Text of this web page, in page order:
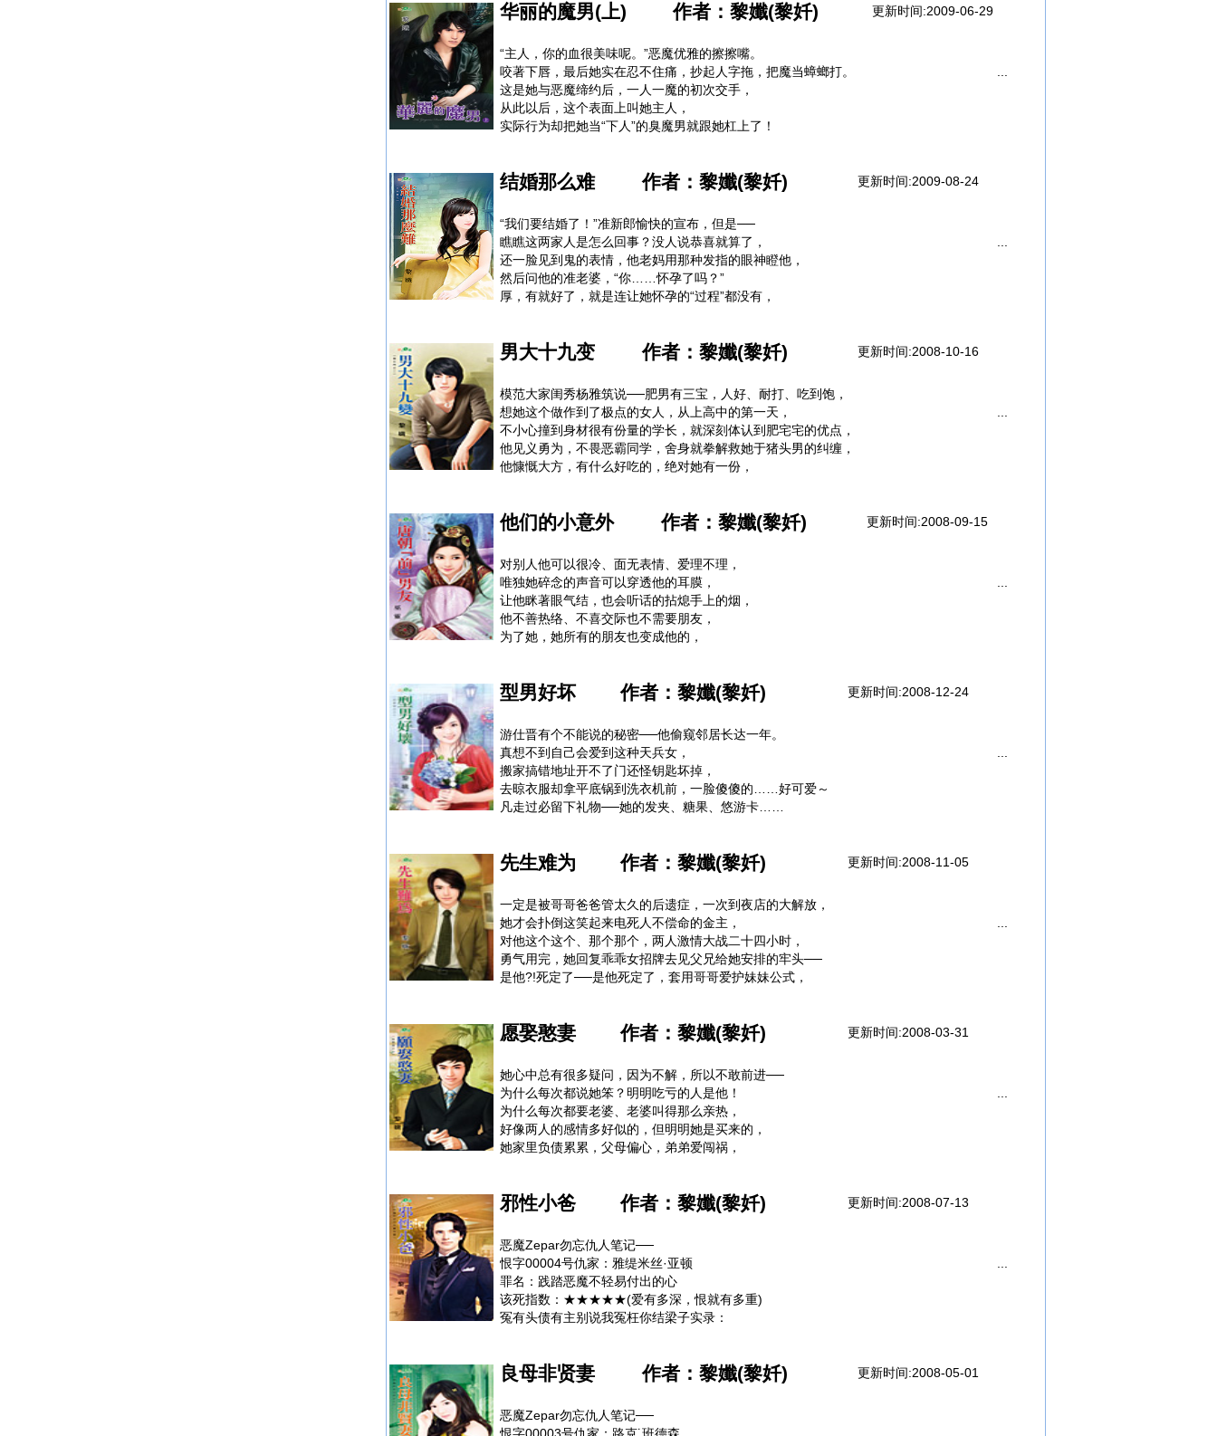
他晓得这个改变，总有一天会让自己毁灭，
让她交出真心，让她因为爱他而痛苦，
但他从不知道，
距离，并不能影响爱情产生的奇迹出现……
华丽的魔男(上) 作者： 黎孅(黎奷) 更新时间:2009-06-29
“主人，你的血很美味呢。”恶魔优雅的擦擦嘴。
咬著下唇，最后她实在忍不住痛，抄起人字拖，把魔当蟑螂打。
这是她与恶魔缔约后，一人一魔的初次交手，
从此以后，这个表面上叫她主人，
实际行为却把她当“下人”的臭魔男就跟她杠上了！
哼，要比狠，她也不会输他啦！
让她不开心，她就拿拖鞋对准他的俊脸，巴巴巴，
这样的生存游戏直到他有天不吸她血，还逼她喝补品后才停止，
她总算明白，这个恶魔只是嘴巴有点坏，
对他的好感顿时有如滔滔江水连绵不绝，
可是，人家早有个追寻了好几世纪的旧情人了……
结婚那么难 作者： 黎孅(黎奷) 更新时间:2009-08-24
“我们要结婚了！”准新郎愉快的宣布，但是──
瞧瞧这两家人是怎么回事？没人说恭喜就算了，
还一脸见到鬼的表情，他老妈用那种发指的眼神瞪他，
然后问他的准老婆，“你……怀孕了吗？”
厚，有就好了，就是连让她怀孕的“过程”都没有，
就凭他超级爱她、两人从没吵过架，他事业有成养家没问题！
会议结果──同居试婚并遵守三大条款，期间男方得“停机”，
准新人不满意但还可以接受，只是，长辈们心机真的很重，
把他五岁破坏王外甥丢给他们照顾，实习未来的家庭生活，
准婆婆和准岳父换了身份就换了脑袋，变得超机车，
什么都要管，意见还不合，搞到他们不私奔就一定切了啦……
男大十九变 作者： 黎孅(黎奷) 更新时间:2008-10-16
模范大家闺秀杨雅筑说──肥男有三宝，人好、耐打、吃到饱，
想她这个做作到了极点的女人，从上高中的第一天，
不小心撞到身材很有份量的学长，就深刻体认到肥宅宅的优点，
他见义勇为，不畏恶霸同学，舍身就拳解救她于猪头男的纠缠，
他慷慨大方，有什么好吃的，绝对她有一份，
可没想到他竟放她鸽子，然后一声不说的转学，彻底消失……
偶然间听到熟悉的名字──康宇诚，她马上指名要他来相亲，
但，他怎么跟她记忆中的样子不太一样？
变得相貌堂堂、身材挺拔、舌灿莲花，标准的桃花带原者，
最可恶的是还想跟她撇清关系当路人?!哼，他道行浅得咧，
先赏他“天谴”为当年的过错赎罪，他俩再来“重新开始”……
他们的小意外 作者： 黎孅(黎奷) 更新时间:2008-09-15
对别人他可以很冷、面无表情、爱理不理，
唯独她碎念的声音可以穿透他的耳膜，
让他眯著眼气结，也会听话的拈熄手上的烟，
他不善热络、不喜交际也不需要朋友，
为了她，她所有的朋友也变成他的，
而他被抛弃的原因很可笑──
就因为这样？他气得想狠狠扁她一顿，
但……她先哭了耶，哭得肝肠寸断，哭得他心软，
男人对三种女人没辙──初恋、前女友、会哭的，
刚好她通通包办，他只好气闷在心，脸学会笑，
看能不能延续这老是叫他甘愿落下风的初恋……
型男好坏 作者： 黎孅(黎奷) 更新时间:2008-12-24
游仕晋有个不能说的秘密──他偷窥邻居长达一年。
真想不到自己会爱到这种天兵女，
搬家搞错地址开不了门还怪钥匙坏掉，
去晾衣服却拿平底锅到洗衣机前，一脸傻傻的……好可爱～
凡走过必留下礼物──她的发夹、糖果、悠游卡……
真是太心酸了，他除了嘴贱了点，几乎可说是完美的真男人，
硬在她脑中建档他的个人资料，他再绕点远路的假装跟她顺路，
热血的展开追求大计，但是，她居然有了个劈腿男朋友！
他想帮忙，她却总说：“仕晋，你是好人……”
好人是吗？与其收到好人卡，他宁愿当夺人所爱的坏人……
先生难为 作者： 黎孅(黎奷) 更新时间:2008-11-05
一定是被哥哥爸爸管太久的后遗症，一次到夜店的大解放，
她才会扑倒这笑起来电死人不偿命的金主，
对他这个这个、那个那个，两人激情大战二十四小时，
勇气用完，她回复乖乖女招牌去见父兄给她安排的牢头──
是他?!死定了──是他死定了，套用哥哥爱护妹妹公式，
哪知她还是太嫩了，厘清责任归属后，有罪的人反而是她，
在她家遭小偷后，去跟他同居……该糟，没见过这么爱念的人，
家规千千万万条，不干净、不整齐、不养生都会被教训，
猴～她也不是没绝招的，把过去搞叛逆的形象砍掉重练就好，
她的装可爱及娃娃音可是天下无敌的，果然成功搞定他，
让他口头禅换成“我是立志让你上天堂的男人”……
愿娶憨妻 作者： 黎孅(黎奷) 更新时间:2008-03-31
她心中总有很多疑问，因为不解，所以不敢前进──
为什么每次都说她笨？明明吃亏的人是他！
为什么每次都要老婆、老婆叫得那么亲热，
好像两人的感情多好似的，但明明她是买来的，
她家里负债累累，父母偏心，弟弟爱闯祸，
他又不是脑满肠肥、地中海秃加大肚腩的阿伯，
干么要忍受她三不五时踹他两脚、吼他一声的坏脾气？
不懂、不懂，她就是不懂，他图的到底是什么？
直到她出了车祸，他偷偷的掉泪却在她面前装笑时，
他弟弟说了：“能不能对我大哥好一点，大嫂。”
原来，他图的这么简单，只要她对他好一点……
邪性小爸 作者： 黎孅(黎奷) 更新时间:2008-07-13
恶魔Zepar勿忘仇人笔记──
恨字00004号仇家：雅缇米丝·亚顿
罪名：践踏恶魔不轻易付出的心
该死指数：★★★★★(爱有多深，恨就有多重)
冤有头债有主别说我冤枉你结梁子实录：
还说我根本不懂什么才是爱，
噢，这野蛮女竟然用书K得我满头包，
看来除了中文，我还得向她加修一门课──爱……
良母非贤妻 作者： 黎孅(黎奷) 更新时间:2008-05-01
恶魔Zepar勿忘仇人笔记──